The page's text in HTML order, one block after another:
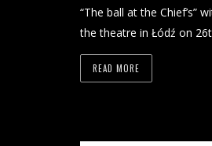
“The ball at the Chief’s”
the theatre in Łódź on
READ MORE